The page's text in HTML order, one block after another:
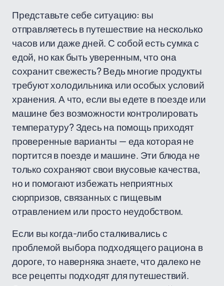
Представьте себе ситуацию: вы
отправляетесь в путешествие на несколько
часов или даже дней. С собой есть сумка с
едой, но как быть уверенным, что она
сохранит свежесть? Ведь многие продукты
требуют холодильника или особых условий
хранения. А что, если вы едете в поезде или
машине без возможности контролировать
температуру? Здесь на помощь приходят
проверенные варианты — еда которая не
портится в поезде и машине. Эти блюда не
только сохраняют свои вкусовые качества,
но и помогают избежать неприятных
сюрпризов, связанных с пищевым
отравлением или просто неудобством.
Если вы когда-либо сталкивались с
проблемой выбора подходящего рациона в
дороге, то наверняка знаете, что далеко не
все рецепты подходят для путешествий.